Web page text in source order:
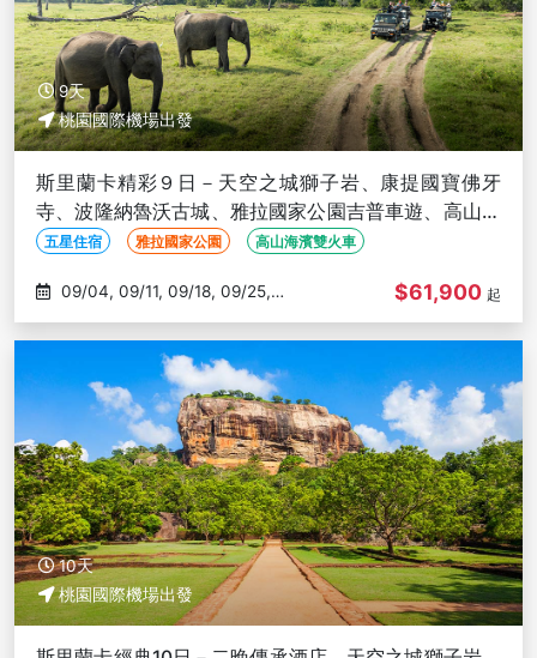
9天
桃園國際機場出發
斯里蘭卡精彩９日－天空之城獅子岩、康提國寶佛牙
寺、波隆納魯沃古城、雅拉國家公園吉普車遊、高山海
濱雙火車
五星住宿 雅拉國家公園 高山海濱雙火車
10/02
$61,900 起
10天
桃園國際機場出發